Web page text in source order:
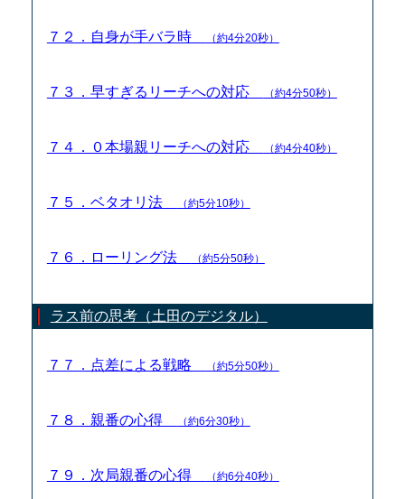
７２．自身が手バラ時 （約4分20秒）
７３．早すぎるリーチへの対応 （約4分50秒）
７４．０本場親リーチへの対応 （約4分40秒）
７５．ベタオリ法 （約5分10秒）
７６．ローリング法 （約5分50秒）
ラス前の思考（土田のデジタル）
７７．点差による戦略 （約5分50秒）
７８．親番の心得 （約6分30秒）
７９．次局親番の心得 （約6分40秒）